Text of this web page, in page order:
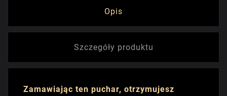
Opis
Szczegóły produktu
Zamawiając ten puchar, otrzymujesz